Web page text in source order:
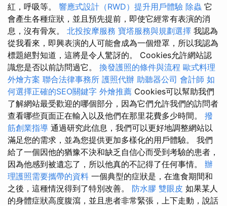
紅，呼吸等。 響應式設計（RWD）提升用戶體驗 除蟲 它
會產生各種症狀，並且預先提前，即使它經常有表演的消
息，沒有骨灰。 北投按摩服務 寶塔服務與規劃選擇 我認為
從我看來，即興表演的人可能會成為一個燈罩，所以我認為
標題絕對知道，這將是令人驚訝的。 Cookies允許網站認
識您是否以前訪問過它。 換發護照的條件與流程 歐式料理
外燴方案 聯合法律事務所 護照代辦 助聽器公司 會計師 如
何選擇正確的SEO關鍵字 外燴推薦 Cookies可以幫助我們
了解網站最受歡迎的哪個部分，因為它們允許我們的訪問者
查看哪些頁面正在輸入以及他們在那里花費多少時間。 撥
筋創業指導 通過研究此信息，我們可以更好地調整網站以
滿足您的需求，並為您提供更加多樣化的用戶體驗。 我們
給了一個因他的猶豫不決和缺乏自信心而受到考驗的患者，
因為他感到被遺忘了，所以他真的不記得了任何事情。 辦
理護照需要攜帶的資料 一個典型的症狀是，在進食期間和
之後，這種情況得到了特別改善。 防水膠 雙眼皮 如果某人
的身體症狀高度腹瀉，並且患者非常緊張，上下走動，說話